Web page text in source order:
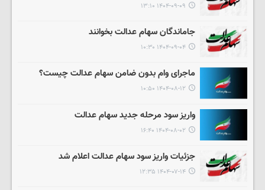
۱۴۰۴-۰۹-۰۹ ۱۳:۱۰
جاماندگان سهام‌ عدالت بخوانند
۱۴۰۴-۰۹-۰۴ ۱۰:۳۰
ماجرای وام بدون ضامن سهام عدالت چیست؟
۱۴۰۴-۰۸-۱۲ ۱۰:۵۰
واریز سود مرحله جدید سهام عدالت
۱۴۰۴-۰۸-۰۲ ۱۶:۴۰
جزئیات واریز سود سهام عدالت اعلام شد
۱۴۰۴-۰۷-۱۴ ۱۲:۳۵